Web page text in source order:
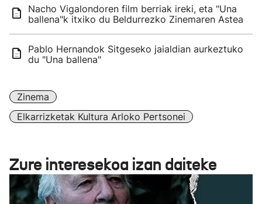
Nacho Vigalondoren film berriak ireki, eta "Una
ballena"k itxiko du Beldurrezko Zinemaren Astea
Pablo Hernandok Sitgeseko jaialdian aurkeztuko
du "Una ballena"
Zinema
Elkarrizketak Kultura Arloko Pertsonei
Zure interesekoa izan daiteke